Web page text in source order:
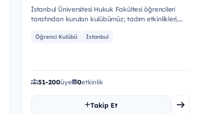
İstanbul Üniversitesi Hukuk Fakültesi öğrencileri
tarafından kurulan kulübümüz; tadım etkinlikleri,
Öğrenci Kulübü İstanbul
51-200üye 0etkinlik
Takip Et